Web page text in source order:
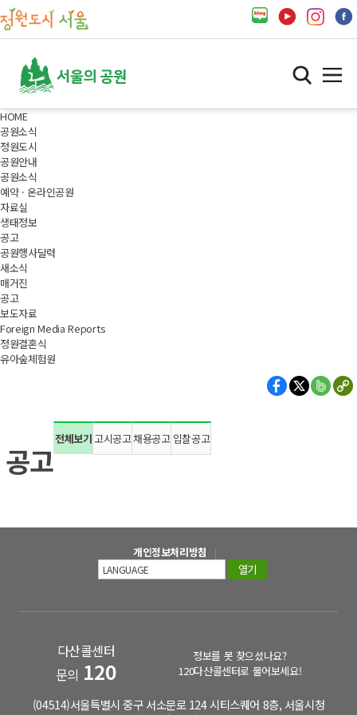
HOME
공원소식
정원도시
공원안내
공원소식
예약 · 온라인공원
자료실
생태정보
공고
공원행사달력
새소식
매거진
공고
보도자료
Foreign Media Reports
정원결혼식
유아숲체험원
공고
전체보기 고시공고채용공고 입찰공고
개인정보처리방침
열기
다산콜센터
문의 120
정보를 못 찾으셨나요?
120다산콜센터로 물어보세요!
(04514)서울특별시 중구 서소문로 124 시티스퀘어 8층, 서울시청